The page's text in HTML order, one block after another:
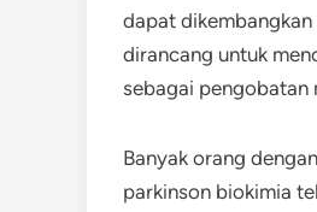
dapat
dirancang untuk
sebagai pengobatan
Banyak orang
parkinson biokimia